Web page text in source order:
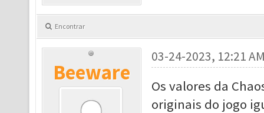
Encontrar
Beeware
03-24-2023, 12:21
Os valores da
originais do jogo